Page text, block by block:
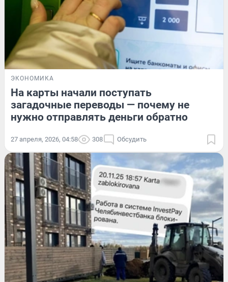
ЭКОНОМИКА
На карты начали поступать
загадочные переводы — почему не
нужно отправлять деньги обратно
27 апреля, 2026, 04:58 308 Обсудить